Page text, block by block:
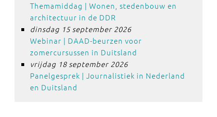
Themamiddag | Wonen, stedenbouw en
architectuur in de DDR
dinsdag 15 september 2026
Webinar | DAAD-beurzen voor
zomercursussen in Duitsland
vrijdag 18 september 2026
Panelgesprek | Journalistiek in Nederland
en Duitsland